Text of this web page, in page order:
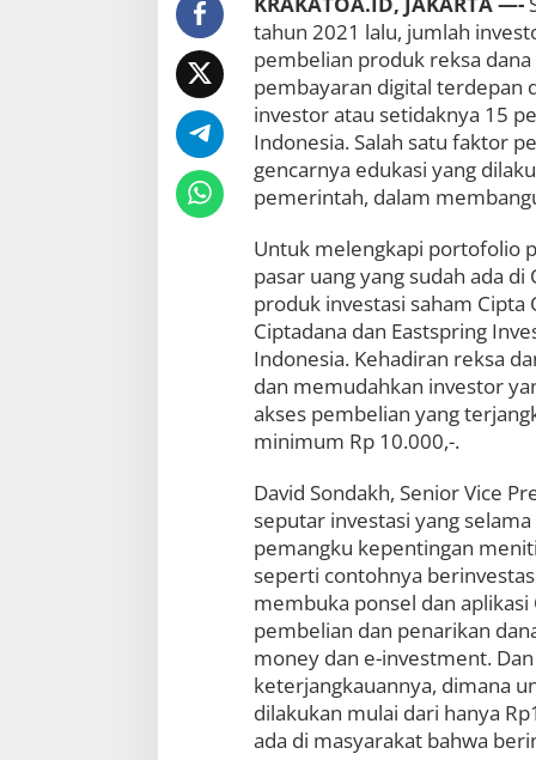
r
1
J
u
t
a
n
v
s
t
o
r
R
k
s
a
D
n
tahun 2021 lalu, jumlah
pembelian produk reksa
pembayaran digital terdepan
investor atau setidaknya 15
Indonesia. Salah satu faktor
gencarnya edukasi yang
pemerintah, dalam
Untuk melengkapi portofolio
pasar uang yang sudah ada
produk investasi saham Cipta
Ciptadana dan Eastspring
Indonesia. Kehadiran reksa
dan memudahkan investor
akses pembelian yang
minimum Rp 10.000,-.
David Sondakh, Senior Vice
seputar investasi yang
pemangku kepentingan
seperti contohnya
membuka ponsel dan
pembelian dan penarikan
money dan e-investment.
keterjangkauannya, dimana
dilakukan mulai dari hanya
ada di masyarakat bahwa